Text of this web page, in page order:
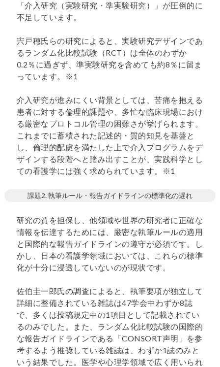
「介入研究（実験研究・準実験研究）」が圧倒的に
不足しています。
宍戸穂氏らの研究によると、実験研究デザインであ
るランダム化比較試験（RCT）は全体のわずか
0.2％に過ぎず、準実験研究を含めても約8％に留ま
っています。※1
介入研究が進みにくい背景としては、苦痛を抱える
患者に対する倫理的課題や、多忙な臨床現場におけ
る厳密なプロトコル管理の困難さが挙げられます。
これまでに蓄積された記述的・質的知見を基盤と
し、倫理的配慮を満たした上で介入プログラムをデ
ザインする段階へと踏み出すことが、実践科学とし
ての看護学には強く求められています。※1
課題2. 執筆ルール・報告ガイドラインの標準化の遅れ
研究の質を担保し、他領域や世界の研究者に正確な
情報を伝達するためには、厳密な執筆ルールの適用
と国際的な報告ガイドラインの遵守が必須です。し
かし、日本の看護学領域においては、これらの標準
化が十分に浸透していないのが現状です。
佐伯圭一郎氏の調査によると、執筆要項が独立して
詳細に整備されている雑誌は47学会中わずか8誌
で、多くは投稿規定中の1項目として記載されてい
るのみでした。また、ランダム化比較試験の国際的
な報告ガイドラインである「CONSORT声明」を参
考するよう推奨している雑誌は、わずか1誌のみと
いう結果でした。医学や心理学領域で広く用いられ